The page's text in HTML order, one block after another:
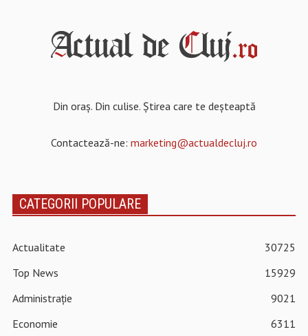
Din oraș. Din culise. Știrea care te deșteaptă
Contactează-ne: marketing@actualdecluj.ro
CATEGORII POPULARE
Actualitate
30725
Top News
15929
Administrație
9021
Economie
6311